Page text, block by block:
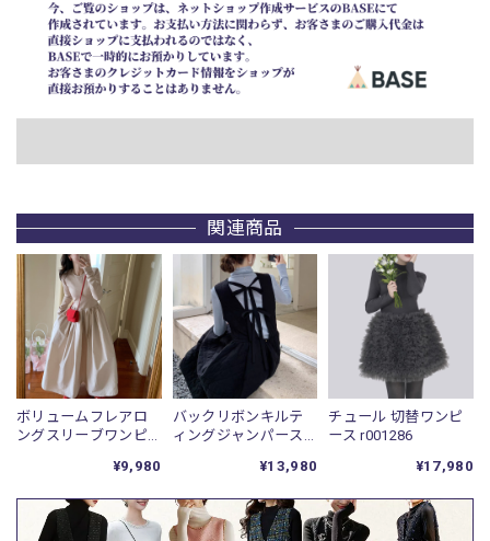
関連商品
ボリュームフレアロ
ングスリーブワンピ
¥9,980
バックリボンキルテ
ィングジャンパース
¥13,980
チュール 切替ワンピ
ース r001286
¥17,980